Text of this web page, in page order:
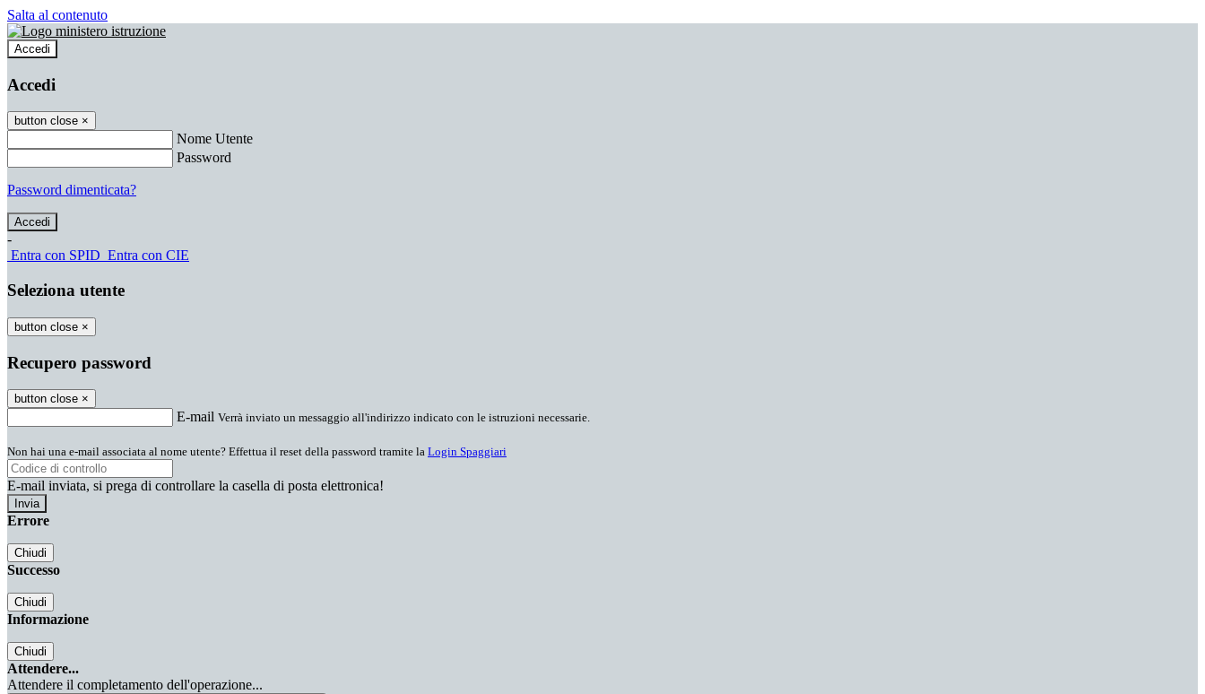
Salta al contenuto
Accedi
Accedi
button close ×
Nome Utente
Password
Password dimenticata?
-
Entra con SPID Entra con CIE
Seleziona utente
button close ×
Recupero password
button close ×
E-mail Verrà inviato un messaggio all'indirizzo indicato con le istruzioni necessarie.
Non hai una e-mail associata al nome utente? Effettua il reset della password tramite la Login Spaggiari
E-mail inviata, si prega di controllare la casella di posta elettronica!
Errore
Chiudi
Successo
Chiudi
Informazione
Chiudi
Attendere...
Attendere il completamento dell'operazione...